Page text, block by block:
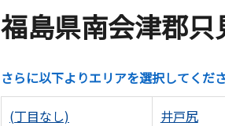
福島県南会津郡只
さらに以下よりエリアを選択してくださ
(丁目なし) 井戸尻